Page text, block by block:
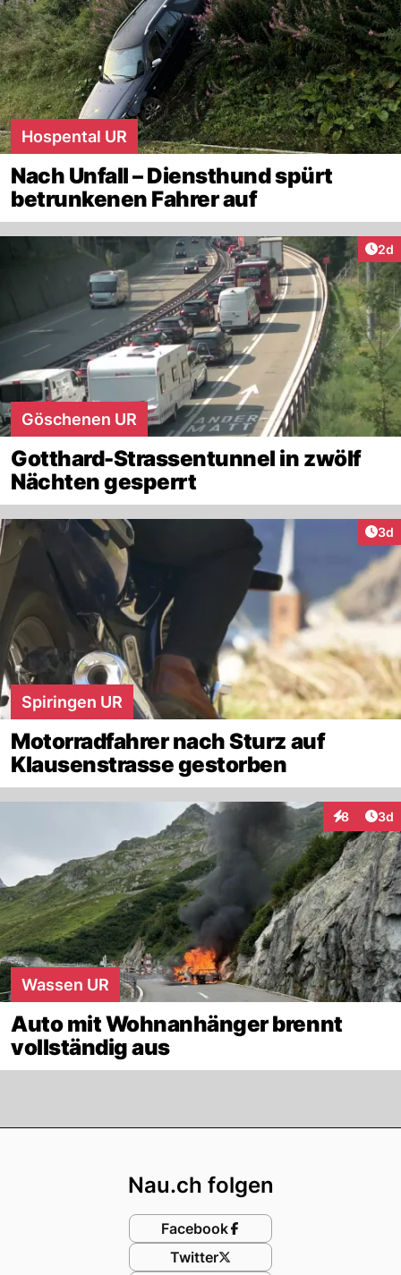
Hospental UR
Nach Unfall – Diensthund spürt
betrunkenen Fahrer auf
2d
Göschenen UR
Gotthard-Strassentunnel in zwölf
Nächten gesperrt
3d
Spiringen UR
Motorradfahrer nach Sturz auf
Klausenstrasse gestorben
8 3d
Wassen UR
Auto mit Wohnanhänger brennt
vollständig aus
Nau.ch folgen
Facebook
Twitter